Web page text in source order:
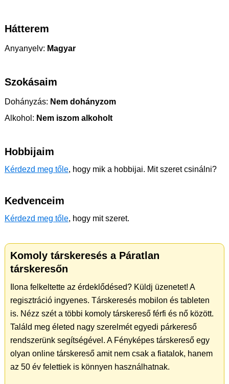
Hátterem
Anyanyelv: Magyar
Szokásaim
Dohányzás: Nem dohányzom
Alkohol: Nem iszom alkoholt
Hobbijaim
Kérdezd meg tőle, hogy mik a hobbijai. Mit szeret csinálni?
Kedvenceim
Kérdezd meg tőle, hogy mit szeret.
Komoly társkeresés a Páratlan
társkeresőn
Ilona felkeltette az érdeklődésed? Küldj üzenetet! A
regisztráció ingyenes. Társkeresés mobilon és tableten
is. Nézz szét a többi komoly társkereső férfi és nő között.
Találd meg életed nagy szerelmét egyedi párkereső
rendszerünk segítségével. A Fényképes társkereső egy
olyan online társkereső amit nem csak a fiatalok, hanem
az 50 év felettiek is könnyen használhatnak.